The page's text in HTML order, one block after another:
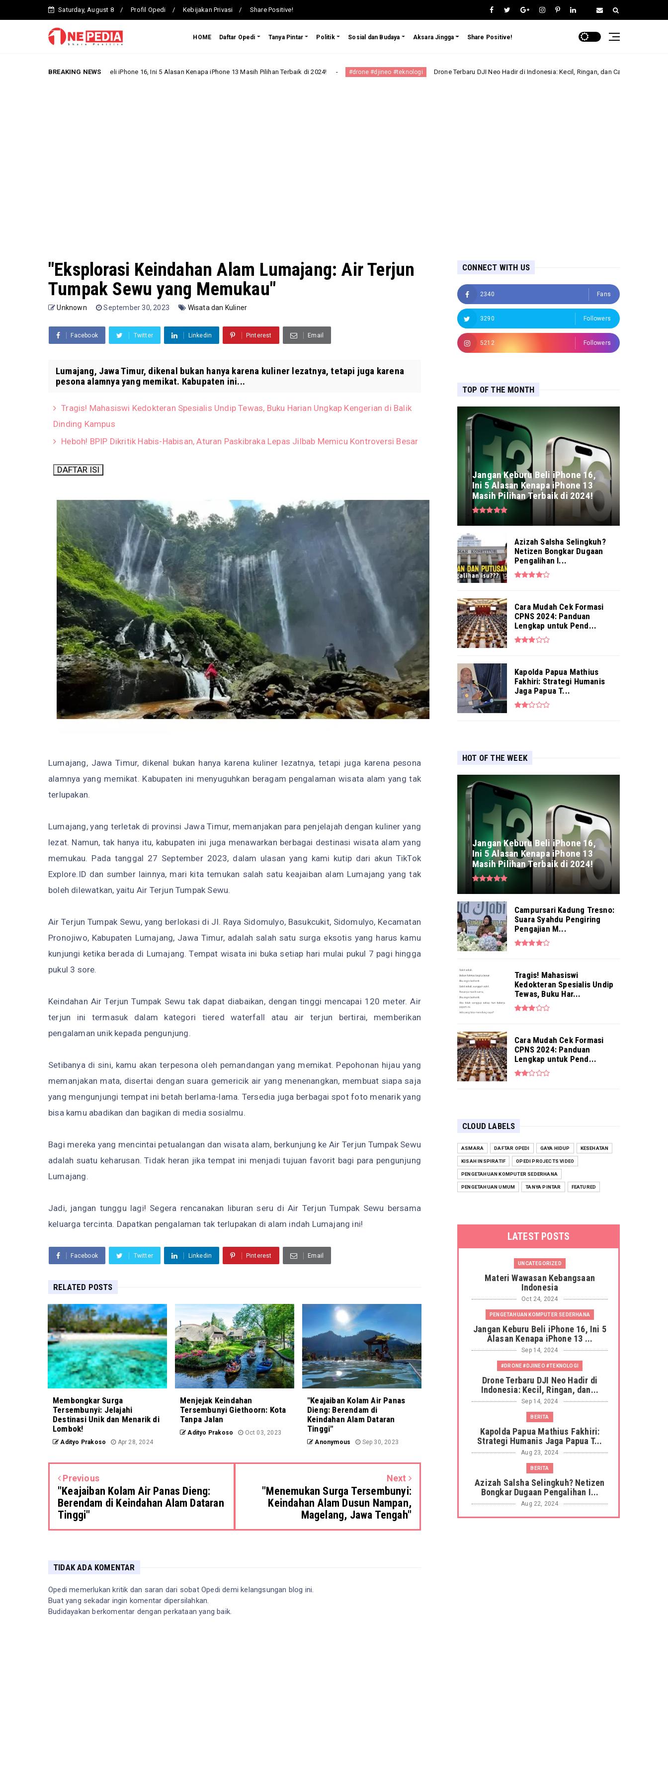
Saturday, August 8 Profil Opedi Kebijakan Privasi Share Positive!
HOME Daftar Opedi Tanya Pintar Politik Sosial dan Budaya Aksara Jingga Share Positive!
BREAKING NEWS
Jangan Keburu Beli iPhone 16, Ini 5 Alasan Kenapa iPhone 13 Masih Pilihan Terbaik di 2024! #drone #djineo #teknologi Drone Terbaru DJI Neo Hadir di Indonesia: Kecil, Ringan, dan Canggih, Mulai 3 Jutaan!
"Eksplorasi Keindahan Alam Lumajang: Air Terjun
Tumpak Sewu yang Memukau"
Unknown September 30, 2023 Wisata dan Kuliner
Facebook Twitter Linkedin Pinterest Email
Lumajang, Jawa Timur, dikenal bukan hanya karena kuliner lezatnya, tetapi juga karena
pesona alamnya yang memikat. Kabupaten ini...
Tragis! Mahasiswi Kedokteran Spesialis Undip Tewas, Buku Harian Ungkap Kengerian di Balik
Dinding Kampus
Heboh! BPIP Dikritik Habis-Habisan, Aturan Paskibraka Lepas Jilbab Memicu Kontroversi Besar
DAFTAR ISI
Lumajang, Jawa Timur, dikenal bukan hanya karena kuliner lezatnya, tetapi juga karena pesona
alamnya yang memikat. Kabupaten ini menyuguhkan beragam pengalaman wisata alam yang tak
terlupakan.
Lumajang, yang terletak di provinsi Jawa Timur, memanjakan para penjelajah dengan kuliner yang
lezat. Namun, tak hanya itu, kabupaten ini juga menawarkan berbagai destinasi wisata alam yang
memukau. Pada tanggal 27 September 2023, dalam ulasan yang kami kutip dari akun TikTok
Explore.ID dan sumber lainnya, mari kita temukan salah satu keajaiban alam Lumajang yang tak
boleh dilewatkan, yaitu Air Terjun Tumpak Sewu.
Air Terjun Tumpak Sewu, yang berlokasi di Jl. Raya Sidomulyo, Basukcukit, Sidomulyo, Kecamatan
Pronojiwo, Kabupaten Lumajang, Jawa Timur, adalah salah satu surga eksotis yang harus kamu
kunjungi ketika berada di Lumajang. Tempat wisata ini buka setiap hari mulai pukul 7 pagi hingga
pukul 3 sore.
Keindahan Air Terjun Tumpak Sewu tak dapat diabaikan, dengan tinggi mencapai 120 meter. Air
terjun ini termasuk dalam kategori tiered waterfall atau air terjun bertirai, memberikan
pengalaman unik kepada pengunjung.
Setibanya di sini, kamu akan terpesona oleh pemandangan yang memikat. Pepohonan hijau yang
memanjakan mata, disertai dengan suara gemericik air yang menenangkan, membuat siapa saja
yang mengunjungi tempat ini betah berlama-lama. Tersedia juga berbagai spot foto menarik yang
bisa kamu abadikan dan bagikan di media sosialmu.
Bagi mereka yang mencintai petualangan dan wisata alam, berkunjung ke Air Terjun Tumpak Sewu
adalah suatu keharusan. Tidak heran jika tempat ini menjadi tujuan favorit bagi para pengunjung
Lumajang.
Jadi, jangan tunggu lagi! Segera rencanakan liburan seru di Air Terjun Tumpak Sewu bersama
keluarga tercinta. Dapatkan pengalaman tak terlupakan di alam indah Lumajang ini!
Facebook Twitter Linkedin Pinterest Email
RELATED POSTS
Membongkar Surga
Tersembunyi: Jelajahi
Destinasi Unik dan Menarik di
Lombok!
Adityo Prakoso Apr 28, 2024
Menjejak Keindahan
Tersembunyi Giethoorn: Kota
Tanpa Jalan
Adityo Prakoso Oct 03, 2023
"Keajaiban Kolam Air Panas
Dieng: Berendam di
Keindahan Alam Dataran
Tinggi"
Anonymous Sep 30, 2023
Previous
"Keajaiban Kolam Air Panas Dieng:
Berendam di Keindahan Alam Dataran
Tinggi"
Next
"Menemukan Surga Tersembunyi:
Keindahan Alam Dusun Nampan,
Magelang, Jawa Tengah"
TIDAK ADA KOMENTAR
Opedi memerlukan kritik dan saran dari sobat Opedi demi kelangsungan blog ini.
Buat yang sekadar ingin komentar dipersilahkan.
Budidayakan berkomentar dengan perkataan yang baik.
CONNECT WITH US
2340 Fans
3290 Followers
5212 Followers
TOP OF THE MONTH
Jangan Keburu Beli iPhone 16,
Ini 5 Alasan Kenapa iPhone 13
Masih Pilihan Terbaik di 2024!
Azizah Salsha Selingkuh?
Netizen Bongkar Dugaan
Pengalihan I...
Cara Mudah Cek Formasi
CPNS 2024: Panduan
Lengkap untuk Pend...
Kapolda Papua Mathius
Fakhiri: Strategi Humanis
Jaga Papua T...
HOT OF THE WEEK
Jangan Keburu Beli iPhone 16,
Ini 5 Alasan Kenapa iPhone 13
Masih Pilihan Terbaik di 2024!
Campursari Kadung Tresno:
Suara Syahdu Pengiring
Pengajian M...
Tragis! Mahasiswi
Kedokteran Spesialis Undip
Tewas, Buku Har...
Cara Mudah Cek Formasi
CPNS 2024: Panduan
Lengkap untuk Pend...
CLOUD LABELS
ASMARA DAFTAR OPEDI GAYA HIDUP KESEHATAN
KISAH INSPIRATIF OPEDI PROJECTS VIDEO
PENGETAHUAN KOMPUTER SEDERHANA
PENGETAHUAN UMUM TANYA PINTAR FEATURED
LATEST POSTS
UNCATEGORIZED
Materi Wawasan Kebangsaan
Indonesia
Oct 24, 2024
PENGETAHUAN KOMPUTER SEDERHANA
Jangan Keburu Beli iPhone 16, Ini 5
Alasan Kenapa iPhone 13 ...
Sep 14, 2024
#DRONE #DJINEO #TEKNOLOGI
Drone Terbaru DJI Neo Hadir di
Indonesia: Kecil, Ringan, dan...
Sep 14, 2024
BERITA
Kapolda Papua Mathius Fakhiri:
Strategi Humanis Jaga Papua T...
Aug 23, 2024
BERITA
Azizah Salsha Selingkuh? Netizen
Bongkar Dugaan Pengalihan I...
Aug 22, 2024
BERITA